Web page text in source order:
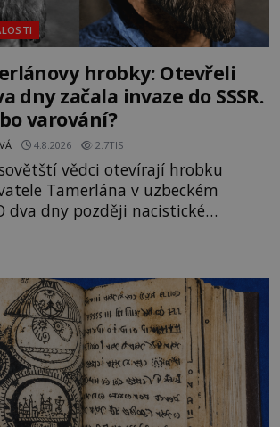
hrobky: Otevřeli
dny začala invaze do SSSR.
varování?
4.8.2026 2.7TIS
vědci otevírají hrobku
Tamerlána v uzbeckém
dva dny později nacistické
operaci Barbarossa a napadá
Shoda dat je natolik zarážející, že se
pravdy, nebo jde jen o fascinující
Michail
1970) a